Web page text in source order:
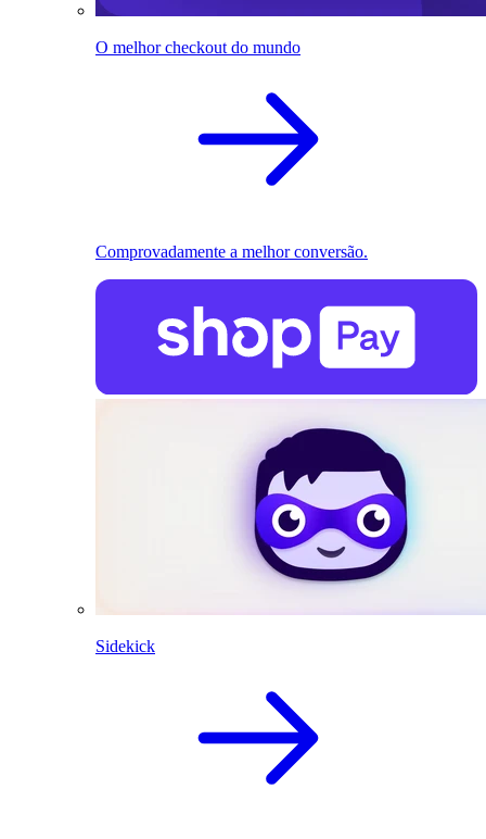
O melhor checkout do mundo
Comprovadamente a melhor conversão.
Sidekick